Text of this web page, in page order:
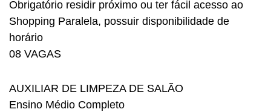
Obrigatório residir próximo ou ter fácil acesso ao
Shopping Paralela, possuir disponibilidade de
horário
08 VAGAS
AUXILIAR DE LIMPEZA DE SALÃO
Ensino Médio Completo